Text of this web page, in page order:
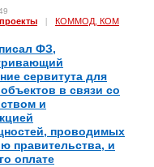
|
КОММОД, КОМ
ФЗ,
сервитута для
в связи со
и
проводимых
правительства, и
оплате